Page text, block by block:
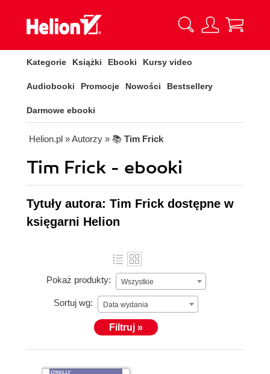
Kategorie Książki Ebooki Kursy video
Audiobooki Promocje Nowości Bestsellery
Darmowe ebooki
Helion.pl » Autorzy » 📚 Tim Frick
Tim Frick - ebooki
Tytuły autora: Tim Frick dostępne w
księgarni Helion
Pokaż produkty: Wszystkie
Sortuj wg: Data wydania
Filtruj »